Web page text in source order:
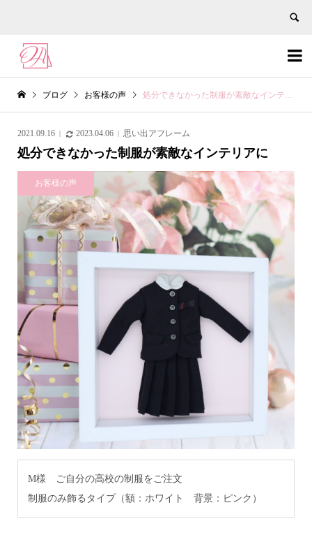


ブログ お客様の声 処分できなかった制服が素敵なインテリアに
2021.09.16 2023.04.06 思い出アフレーム
処分できなかった制服が素敵なインテリアに
お客様の声
M様 ご自分の高校の制服をご注文
制服のみ飾るタイプ（額：ホワイト 背景：ピンク）